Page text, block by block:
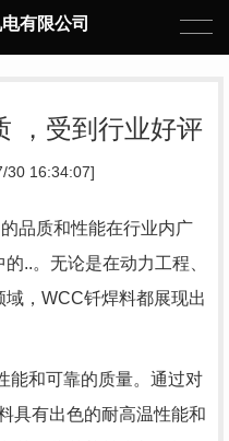
有限公司
，受到行业好评
30 16:34:07]
品质和性能在行业内广
..。无论是在动力工程、
，WCC钎焊料都展现出
能和可靠的质量。通过对
具有出色的耐高温性能和